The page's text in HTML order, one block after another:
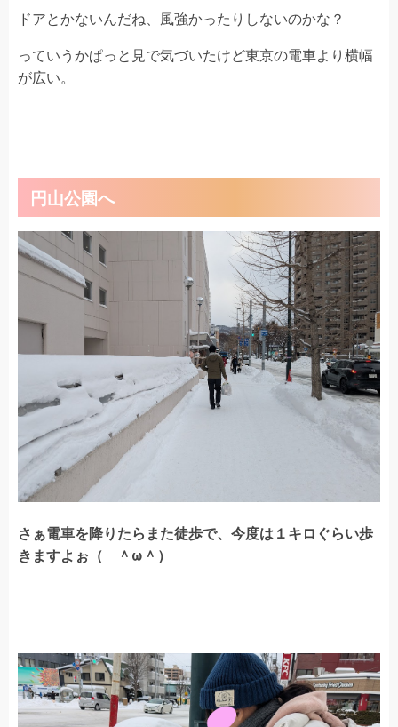
ドアとかないんだね、風強かったりしないのかな？
っていうかぱっと見で気づいたけど東京の電車より横幅
が広い。
円山公園へ
さぁ電車を降りたらまた徒歩で、今度は１キロぐらい歩
きますよぉ（ ＾ω＾）